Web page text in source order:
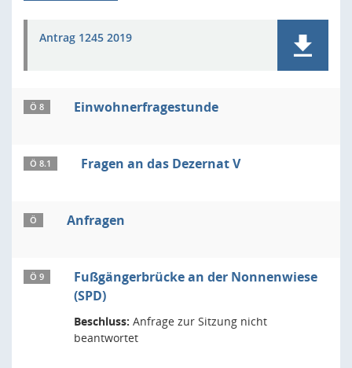
Antrag 1245 2019
Ö 8 Einwohnerfragestunde
Ö 8.1 Fragen an das Dezernat V
Ö Anfragen
Ö 9
Fußgängerbrücke an der Nonnenwiese
(SPD)
Beschluss: Anfrage zur Sitzung nicht
beantwortet